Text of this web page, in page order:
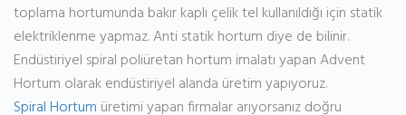
toplama hortumunda bakır kaplı çelik tel kullanıldığı için statik
elektriklenme yapmaz. Anti statik hortum diye de bilinir.
Endüstiriyel spiral poliüretan hortum imalatı yapan Advent
Hortum olarak endüstiriyel alanda üretim yapıyoruz.
Spiral Hortum üretimi yapan firmalar arıyorsanız doğru